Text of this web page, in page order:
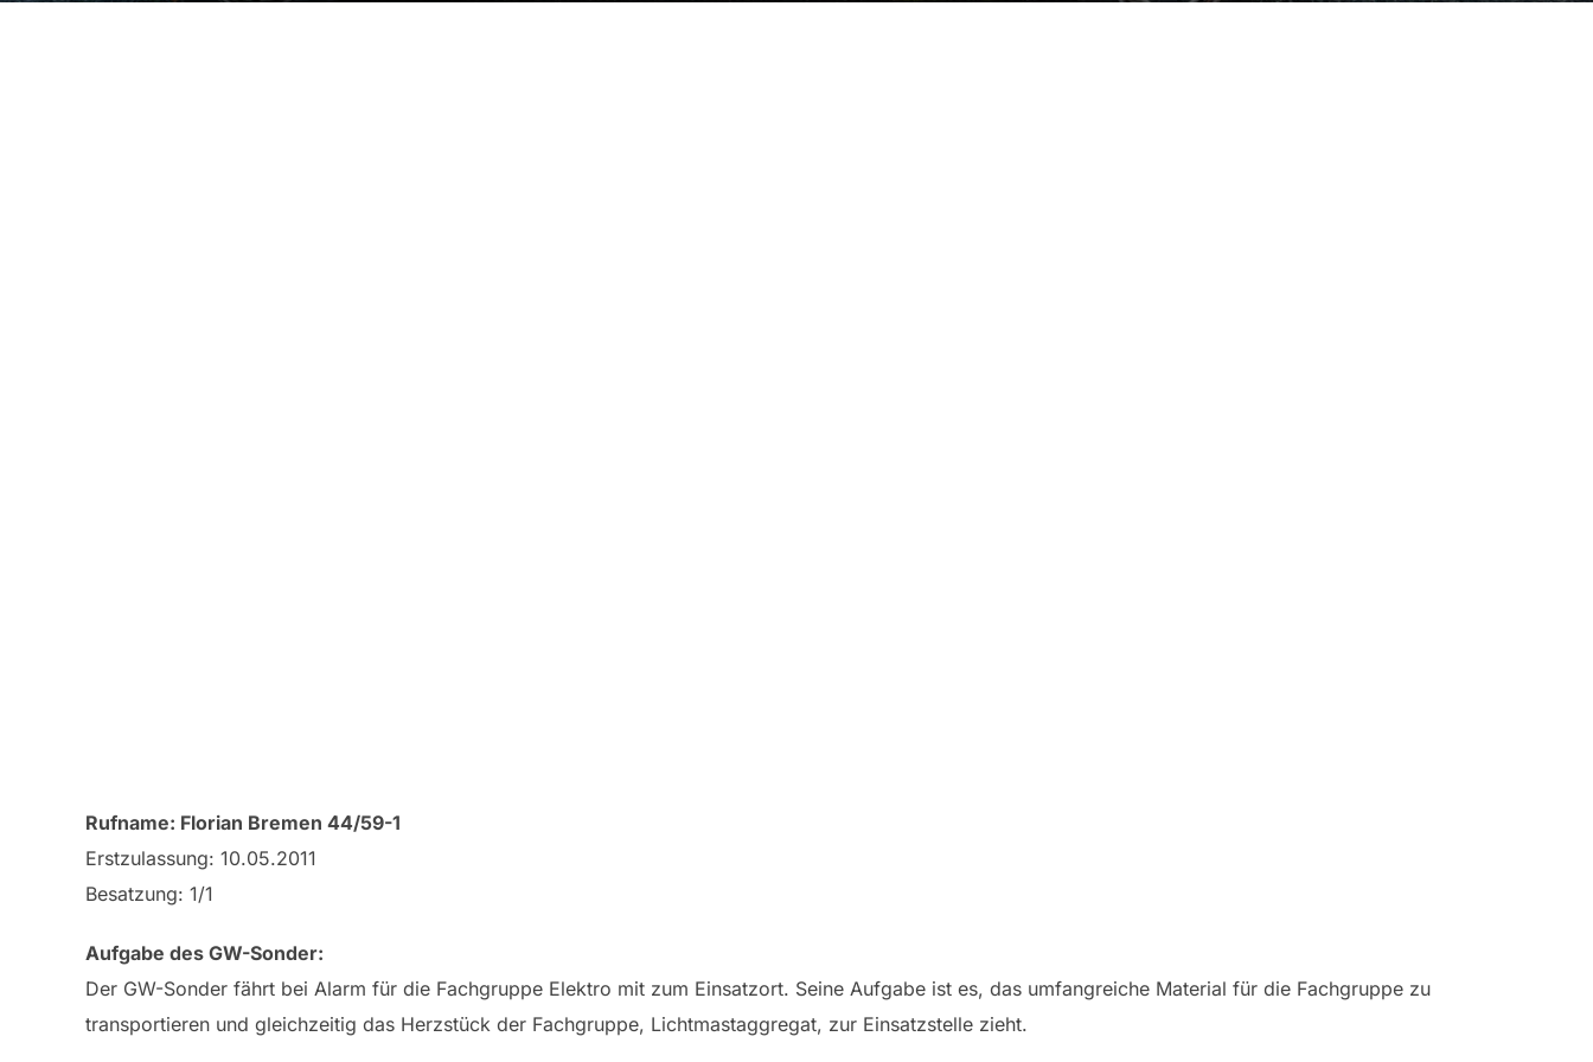
Rufname: Florian Bremen 44/59-1
Erstzulassung: 10.05.2011
Besatzung: 1/1
Aufgabe des GW-Sonder:
Der GW-Sonder fährt bei Alarm für die Fachgruppe Elektro mit zum Einsatzort. Seine Aufgabe ist es, das umfangreiche Material für die Fachgruppe zu
transportieren und gleichzeitig das Herzstück der Fachgruppe, Lichtmastaggregat, zur Einsatzstelle zieht.